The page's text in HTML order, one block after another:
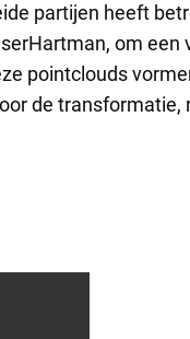
partijen heeft
om een
pointclouds
de transformatie,